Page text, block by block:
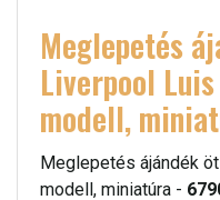
Meglepetés
Liverpool
modell,
Meglepetés ájándék
modell, miniatúra -